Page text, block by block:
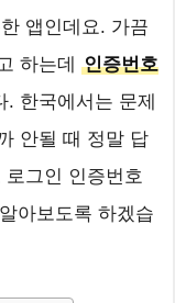
앱인데요. 가끔
하는데 인증번호
. 한국에서는 문제
안될 때 정말 답
그인 인증번호
아보도록 하겠습